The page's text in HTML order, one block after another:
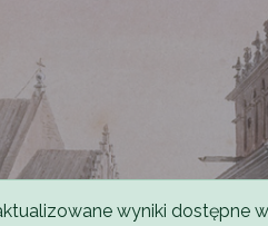
wyniki dostępne